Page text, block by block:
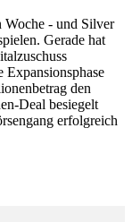
Woche - und Silver
Gerade hat
Expansionsphase
den
Deal besiegelt
erfolgreich